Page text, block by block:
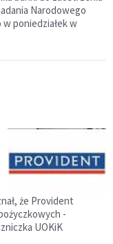
Narodowego
poniedziałek w
że Provident
-
UOKiK